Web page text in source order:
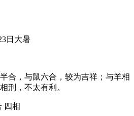
日大暑
合，与鼠六合，较为吉祥；与羊相
刑，不太有利。
四相